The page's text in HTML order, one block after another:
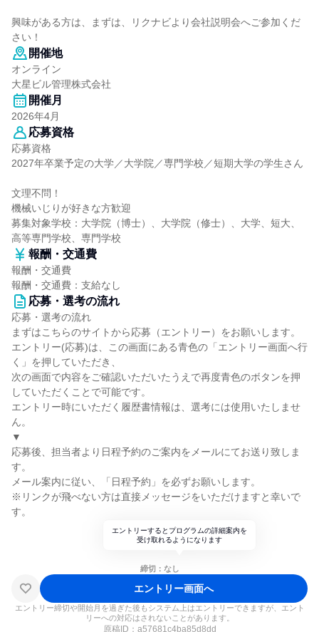
興味がある方は、まずは、リクナビより会社説明会へご参加くだ
さい！
開催地
オンライン
大星ビル管理株式会社
開催月
2026年4月
応募資格
応募資格
2027年卒業予定の大学／大学院／専門学校／短期大学の学生さん
文理不問！
機械いじりが好きな方歓迎
募集対象学校：大学院（博士）、大学院（修士）、大学、短大、
高等専門学校、専門学校
報酬・交通費
報酬・交通費
報酬・交通費：支給なし
応募・選考の流れ
応募・選考の流れ
まずはこちらのサイトから応募（エントリー）をお願いします。
エントリー(応募)は、この画面にある青色の「エントリー画面へ行
く」を押していただき、
次の画面で内容をご確認いただいたうえで再度青色のボタンを押
していただくことで可能です。
エントリー時にいただく履歴書情報は、選考には使用いたしませ
ん。
▼
応募後、担当者より日程予約のご案内をメールにてお送り致しま
す。
メール案内に従い、「日程予約」を必ずお願いします。
※リンクが飛べない方は直接メッセージをいただけますと幸いで
す。
エントリーするとプログラムの詳細案内を
受け取れるようになります
締切：なし
エントリー画面へ
エントリー締切や開始月を過ぎた後もシステム上はエントリーできますが、エント
リーへの対応はされないことがあります。
原稿ID： a57681c4ba85d8dd